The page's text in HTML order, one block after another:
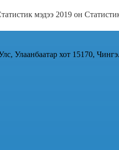
мэдээ 2019 он
Улаанбаатар хот 15170,